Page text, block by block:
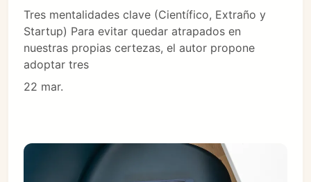
Tres mentalidades clave (Científico, Extraño y
Startup) Para evitar quedar atrapados en
nuestras propias certezas, el autor propone
adoptar tres
22 mar.